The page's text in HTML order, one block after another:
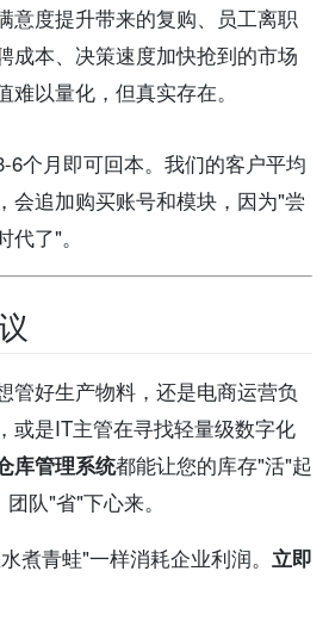
意度提升带来的复购、员工离职
成本、决策速度加快抢到的市场
以量化，但真实存在。
6个月即可回本。我们的客户平均
会追加购买账号和模块，因为"尝
了"。
管好生产物料，还是电商运营负
或是IT主管在寻找轻量级数字化
库管理系统都能让您的库存"活"起
队"省"下心来。
煮青蛙"一样消耗企业利润。 立即